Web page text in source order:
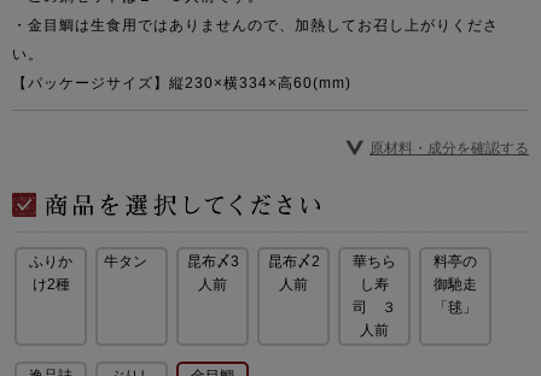
・金目鯛は生食用ではありませんので、加熱してお召し上がりくださ
い。
【パッケージサイズ】縦230×横334×高60(mm)
原材料・成分を確認する
ふりか
け2種
牛タン
昆布〆3
人前
昆布〆2
人前
華ちら
し寿
司 ３
人前
料亭の
御馳走
「毬」